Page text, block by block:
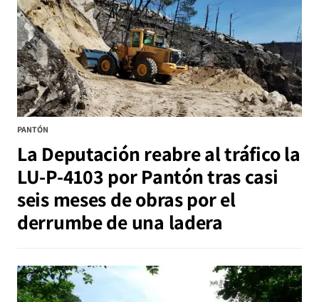
PANTÓN
La Deputación reabre al tráfico la
LU-P-4103 por Pantón tras casi
seis meses de obras por el
derrumbe de una ladera